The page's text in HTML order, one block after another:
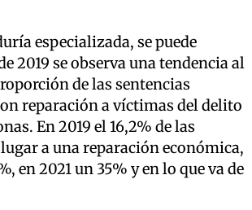
especializada, se puede
2019 se observa una tendencia al
de las sentencias
reparación a víctimas del delito
En 2019 el 16,2% de las
a una reparación económica,
en 2021 un 35% y en lo que va de